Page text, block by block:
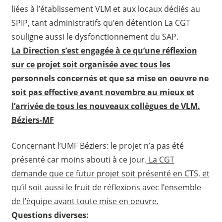
liées à l’établissement VLM et aux locaux dédiés au
SPIP, tant administratifs qu’en détention La CGT
souligne aussi le dysfonctionnement du SAP.
La Direction s’est engagée à ce qu’une réflexion
sur ce projet soit organisée avec tous les
personnels concernés et que sa mise en oeuvre ne
soit pas effective avant novembre au mieux et
l’arrivée de tous les nouveaux collègues de VLM.
Béziers-MF
Concernant l’UMF Béziers: le projet n’a pas été
présenté car moins abouti à ce jour. La CGT
demande que ce futur projet soit présenté en CTS, et
qu’il soit aussi le fruit de réflexions avec l’ensemble
de l’équipe avant toute mise en oeuvre.
Questions diverses: